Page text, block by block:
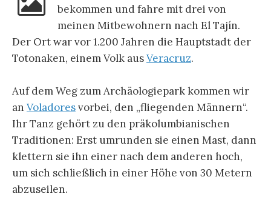
bekommen und fahre mit drei von
meinen Mitbewohnern nach El Tajín.
Der Ort war vor 1.200 Jahren die Hauptstadt der
Totonaken, einem Volk ausVeracruz.
Auf dem Weg zum Archäologiepark kommen wir
an Voladoresvorbei, den „fliegenden Männern“.
Ihr Tanz gehört zu den präkolumbianischen
Traditionen: Erst umrunden sie einen Mast, dann
klettern sie ihn einer nach dem anderen hoch,
um sich schließlich in einer Höhe von 30 Metern
abzuseilen.